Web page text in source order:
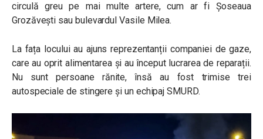
circulă greu pe mai multe artere, cum ar fi Șoseaua
Grozăvești sau bulevardul Vasile Milea.
La fața locului au ajuns reprezentanții companiei de gaze,
care au oprit alimentarea și au început lucrarea de reparații.
Nu sunt persoane rănite, însă au fost trimise trei
autospeciale de stingere și un echipaj SMURD.